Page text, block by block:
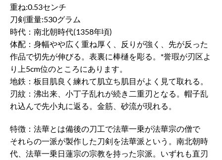
重ね:0.53センチ
刀剣重量:530グラム
時代：南北朝時代(1358年頃)
体配：身幅やや広く重ね厚く、反りが強く、先が反った
作品で切先が伸びる。表裏に棒樋を彫る。*誉瑕が刃区よ
り上5cm位のところにあります。
地鉄：板目肌良く練れて肌立ち肌目がよく見て取れる。
刃紋：沸出来、小丁子乱れが続き二重刃となる。帽子乱
れ込んで先小丸に返る。金筋、砂流が現れる。
特徴：法華とは備後の刀工で法華一乗が法華宗の僧で
それらの一派が製作した刀剣を法華派という。南北朝時
代、法華一乗日蓮宗の宗教を持った宗派。いずれも直刃